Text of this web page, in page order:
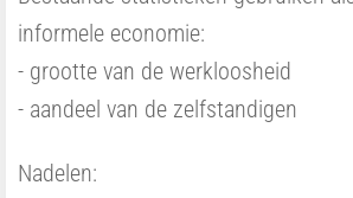
informele economie:
- grootte van de werkloosheid
- aandeel van de zelfstandigen
Nadelen: